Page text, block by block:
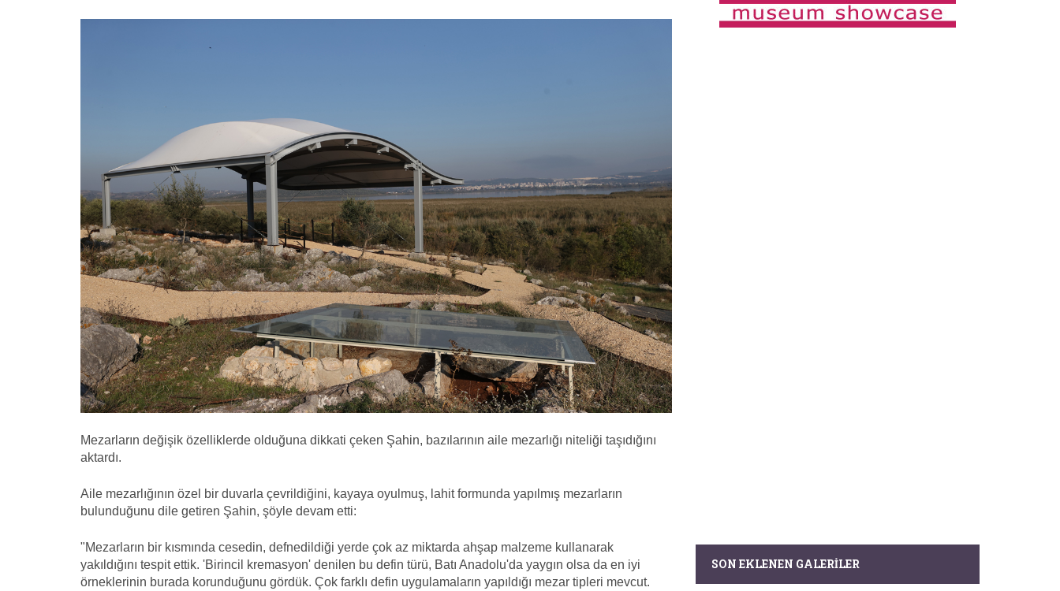
Mezarların değişik özelliklerde olduğuna dikkati çeken Şahin, bazılarının aile mezarlığı niteliği taşıdığını
aktardı.
Aile mezarlığının özel bir duvarla çevrildiğini, kayaya oyulmuş, lahit formunda yapılmış mezarların
bulunduğunu dile getiren Şahin, şöyle devam etti:
"Mezarların bir kısmında cesedin, defnedildiği yerde çok az miktarda ahşap malzeme kullanarak
yakıldığını tespit ettik. 'Birincil kremasyon' denilen bu defin türü, Batı Anadolu'da yaygın olsa da en iyi
örneklerinin burada korunduğunu gördük. Çok farklı defin uygulamaların yapıldığı mezar tipleri mevcut.
SON EKLENEN GALERILER